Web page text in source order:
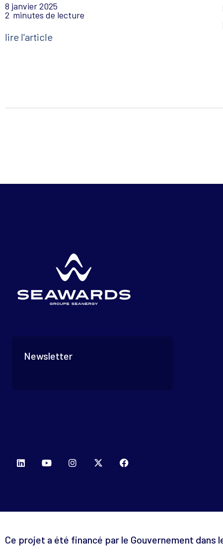
8 janvier 2025
2 minutes de lecture
lire l'article
Newsletter
Ce projet a été financé par le Gouvernement dans